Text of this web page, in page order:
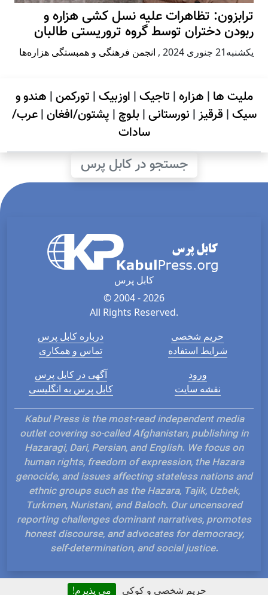
حریم شخصی و کوکی می پذیرم!
ترابزون: تظاهرات علیه نسل کشی هزاره و
ربودن دختران توسط گروه تروریستی طالبان
يكشنبه21 جنوری 2024 , انجمن فرهنگی و همبستگی هزاره‌ها
ملیت ها | هزاره| تاجیک| اوزبیک| تورکمن| هندو و
سیک| قرقیز| نورستانی| بلوچ | پشتون/افغان|عرب/
سادات
جستجو در کابل پرس
کابل پرس
© 2004 - 2026
All Rights Reserved.
درباره کابل پرس
تماس و همکاری
حریم شخصی
شرایط استفاده
آگهی در کابل پرس
کابل پرس به انگلیسی
ورود
نقشه سایت
Kabul Press is the most-read independent media
outlet covering so-called Afghanistan, publishing in
Hazaragi, Dari, Persian, and English. We focus on
human rights, freedom of expression, the Hazara
genocide, and issues affecting stateless nations and
ethnic groups such as the Hazara, Tajik, Uzbek,
Turkmen, Nuristani, and Baloch. Our uncensored
reporting challenges dominant narratives, promotes
honest discourse, and advocates for democracy,
self-determination, and social justice.